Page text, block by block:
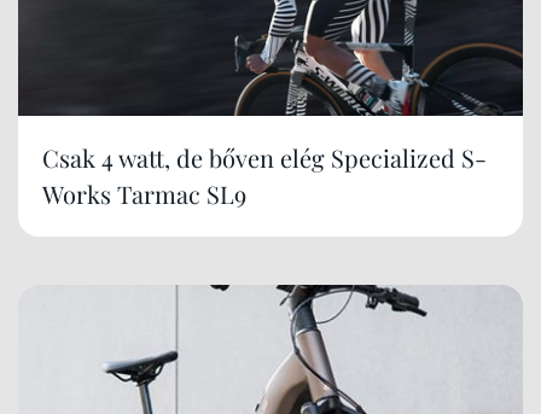
Csak 4 watt, de bőven elég Specialized S-
Works Tarmac SL9